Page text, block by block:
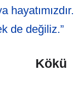
hayatımızdır.
de değiliz.”
Kökü